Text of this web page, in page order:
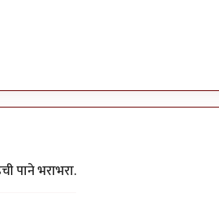
पाने भराभरा.